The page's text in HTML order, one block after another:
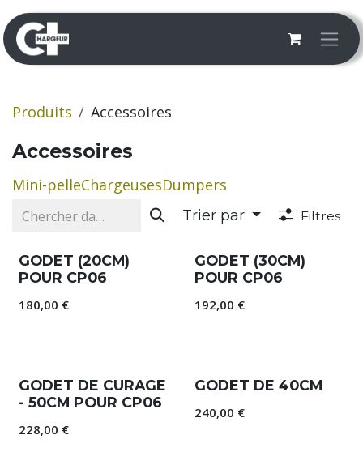
Se rendre au contenu
Produits Accessoires
Accessoires
Mini-pelleChargeusesDumpers
Trier par Filtres
GODET (20CM)
POUR CP06
180,00 €
GODET (30CM)
POUR CP06
192,00 €
GODET DE CURAGE
- 50CM POUR CP06
228,00 €
GODET DE 40CM
240,00 €